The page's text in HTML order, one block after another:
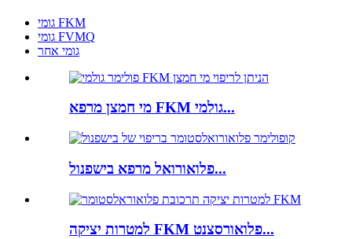
גומי FKM
גומי FVMQ
גומי אחר
מי חמצן מרפא FKM גולמי...
פלואורואל מרפא בישפנול...
למטרות יציקה FKM פלואורסצנט...